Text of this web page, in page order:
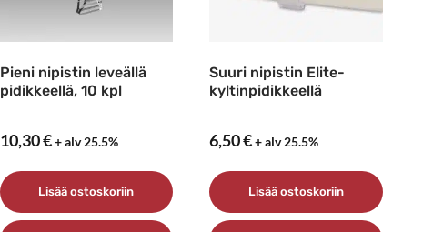
Pieni nipistin leveällä
pidikkeellä, 10 kpl
10,30€ + alv 25.5%
Lisää ostoskoriin
Suuri nipistin Elite-
kyltinpidikkeellä
6,50€+ alv 25.5%
Lisää ostoskoriin